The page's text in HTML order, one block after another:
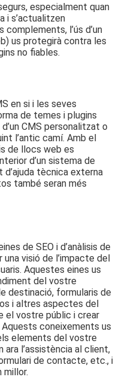
especialment quan
i s’actualitzen
l’ús d’un
us protegirà contra les
no fiables.
en si i les seves
de temes i plugins
CMS personalitzat o
l’antic camí. Amb el
de llocs web es
d’un sistema de
tècnica externa
també seran més
de SEO i d’anàlisis de
visió de l’impacte del
Aquestes eines us
del vostre
destinació, formularis de
i altres aspectes del
el vostre públic i crear
coneixements us
elements del vostre
l’assistència al client,
de contacte, etc., i
millor.